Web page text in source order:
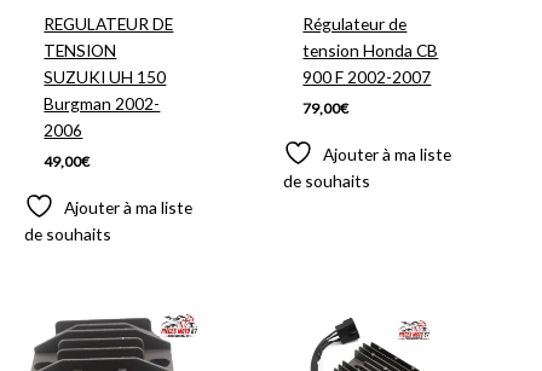
REGULATEUR DE
TENSION
SUZUKI UH 150
Burgman 2002-
2006
49,00€
Ajouter à ma liste
de souhaits
Régulateur de
tension Honda CB
900 F 2002-2007
79,00€
Ajouter à ma liste
de souhaits